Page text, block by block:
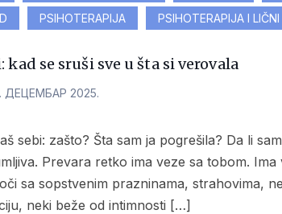
PSIHOTERAPIJA PSIHOTERAPIJA I
kad se sruši sve u šta si verovala
ДЕЦЕМБАР 2025.
Prevara retko ima veze sa tobom. Ima
sa sopstvenim prazninama, strahovima,
neki beže od intimnosti […]